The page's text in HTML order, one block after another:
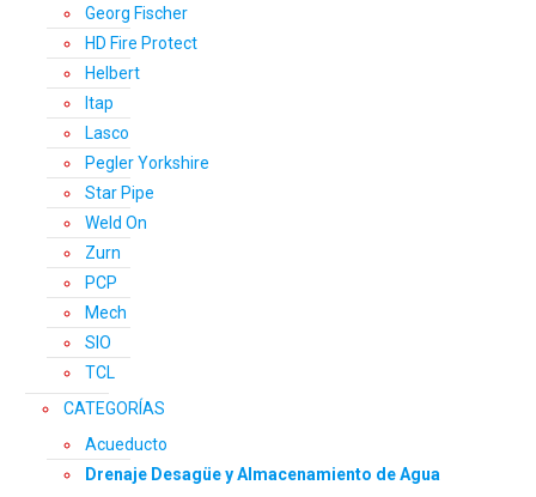
Georg Fischer
HD Fire Protect
Helbert
Itap
Lasco
Pegler Yorkshire
Star Pipe
Weld On
Zurn
PCP
Mech
SIO
TCL
CATEGORÍAS
Acueducto
Drenaje Desagüe y Almacenamiento de Agua